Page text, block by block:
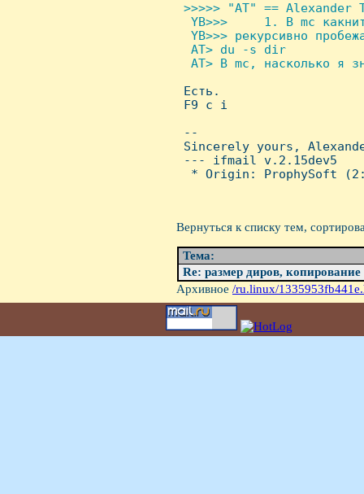
>>>>> "AT" ==
YB>>>     1. В mc
YB>>> рекурсивно
  AT> du -s dir
AT> В mc, насколько я
Есть.
F9 c i
--
Sincerely yours,
--- ifmail v.2.15dev5
* Origin: ProphySoft
Вернуться к списку тем,
Тема:
Re: размер диров,
Архивное /ru.linux/